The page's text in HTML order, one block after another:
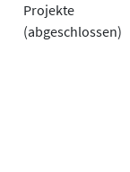
Projekte
(abgeschlossen)